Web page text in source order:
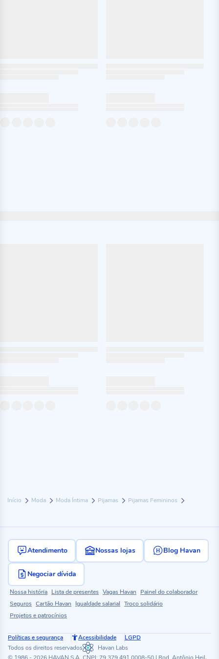
Início Moda Moda Íntima Pijamas Pijamas Femininos
Atendimento Nossas lojas Blog Havan
Negociar dívida
Nossa história Lista de presentes Vagas Havan
Painel do colaborador
Seguros Cartão Havan Igualdade salarial Troco solidário
Projetos e patrocínios
Políticas e segurança Acessibilidade
LGPD
Todos os direitos reservados
Havan Labs